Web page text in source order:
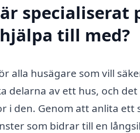
specialiserat
till med?
alla husägare som vill
delarna av ett hus, och
i den. Genom att anlita ett
som bidrar till en